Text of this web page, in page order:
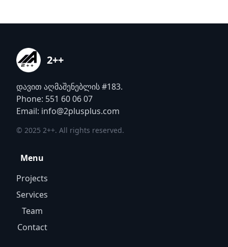
2++
დავით აღმაშენებლის #183.
Phone: 551 60 06 07
Email: info@2plusplus.com
© 2025 2++. All rights reserved.
Menu
Projects
Services
Team
Contact